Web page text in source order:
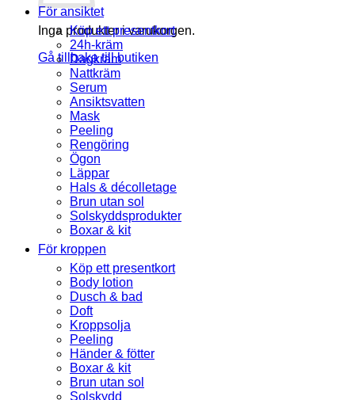
Inga produkter i varukorgen.
Gå tillbaka till butiken
För ansiktet
Köp ett presentkort
24h-kräm
Dagkräm
Nattkräm
Serum
Ansiktsvatten
Mask
Peeling
Rengöring
Ögon
Läppar
Hals & décolletage
Brun utan sol
Solskyddsprodukter
Boxar & kit
För kroppen
Köp ett presentkort
Body lotion
Dusch & bad
Doft
Kroppsolja
Peeling
Händer & fötter
Boxar & kit
Brun utan sol
Solskydd